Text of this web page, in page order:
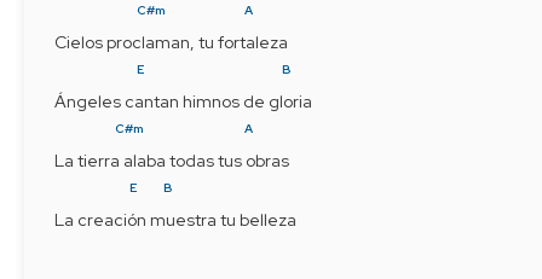
C#m A
Cielos proclaman, tu fortaleza
E B
Ángeles cantan himnos de gloria
C#m A
La tierra alaba todas tus obras
E B
La creación muestra tu belleza